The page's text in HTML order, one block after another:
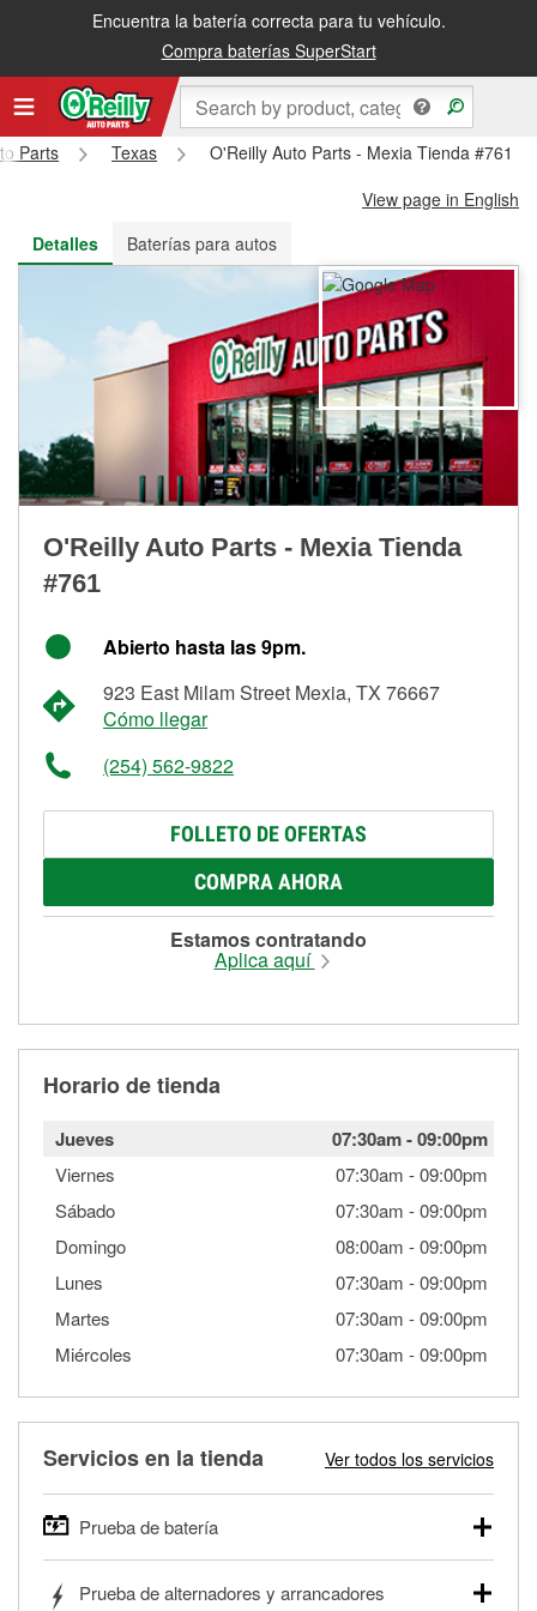
Encuentra la batería correcta para tu vehículo.
Compra baterías SuperStart
Recibe tu orden gratis al día siguiente o recógela en la tienda
Parts Texas
O'Reilly Auto Parts - Mexia Tienda #761
View page in English
Detalles
Baterías para autos
O'Reilly Auto Parts - Mexia Tienda
#761
Abierto hasta las 9pm.
923 East Milam Street Mexia, TX 76667
Cómo llegar
(254) 562-9822
FOLLETO DE OFERTAS
COMPRA AHORA
Estamos contratando
Aplica aquí
Horario de tienda
Jueves 07:30am-09:00pm
Viernes 07:30am -09:00pm
Sábado
07:30am -09:00pm
Domingo
08:00am -09:00pm
Lunes
07:30am -09:00pm
Martes
07:30am -09:00pm
Miércoles
07:30am -09:00pm
Servicios en la tienda Ver todos los servicios
Prueba de batería
autos, camionetas, SUVs, vehículos comerciales y
Prueba de alternadores y arrancadores